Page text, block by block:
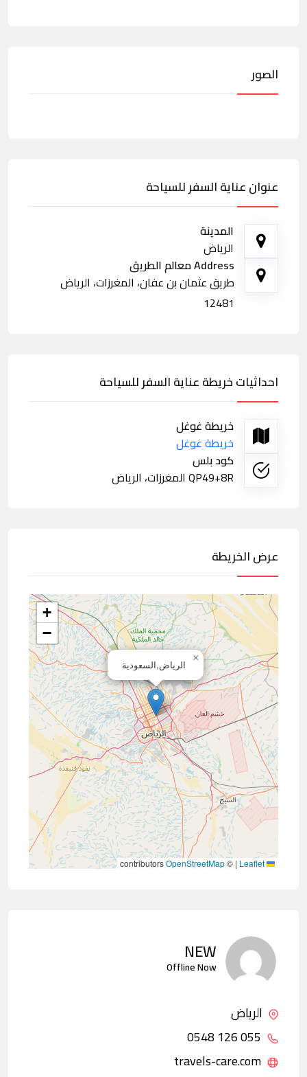
الصور
عنوان عناية السفر للسياحة
المدينة
الرياض
Address معالم الطريق
طريق عثمان بن عفان، المغرزات، الرياض
12481
احداثيات خريطة عناية السفر للسياحة
خريطة غوغل
خريطة غوغل
كود بلس
QP49+8R المغرزات، الرياض
عرض الخريطة
الرياض,السعودية
×
+
−
|
©
OpenStreetMap
NEW
Offline Now
الرياض